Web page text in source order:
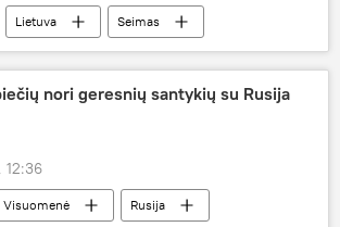
Lietuva
Seimas
tyrimų organizacija (CERN)
nori geresnių santykių su Rusija
12:36
Visuomenė
Rusija